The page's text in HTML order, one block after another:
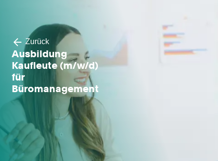
Zurück
Ausbildung
Kaufleute (m/w/d)
für
Büromanagement